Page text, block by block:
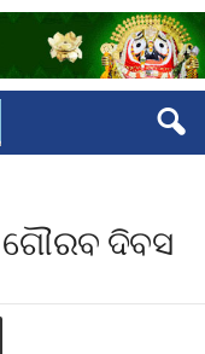
ଗୌରବ ଦିବସ